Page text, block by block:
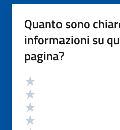
Quanto sono
informazioni su
pagina?
Valutazione